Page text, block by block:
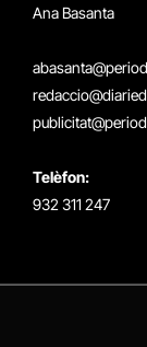
Ana Basanta
Telèfon:
932 311 247